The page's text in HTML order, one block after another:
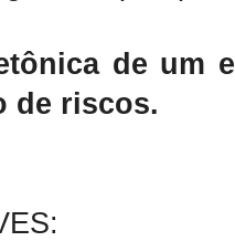
de um
de riscos.